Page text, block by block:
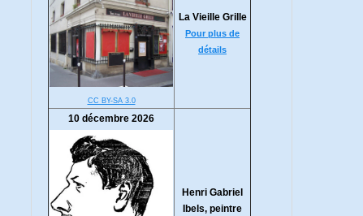
CC BY-SA 3.0
La Vieille Grille
Pour plus de
détails
10 décembre 2026
Henri Gabriel
Ibels, peintre